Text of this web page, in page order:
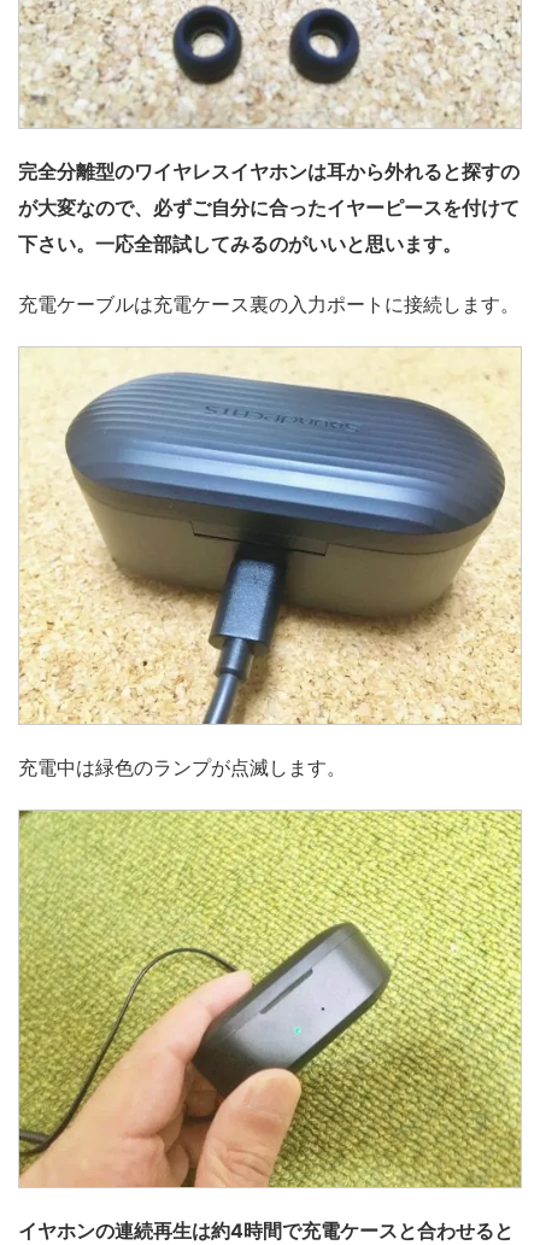
完全分離型のワイヤレスイヤホンは耳から外れると探すの
が大変なので、必ずご自分に合ったイヤーピースを付けて
下さい。一応全部試してみるのがいいと思います。
充電ケーブルは充電ケース裏の入力ポートに接続します。
充電中は緑色のランプが点滅します。
イヤホンの連続再生は約4時間で充電ケースと合わせると